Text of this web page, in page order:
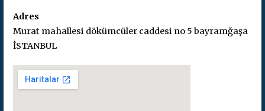
Adres
Murat mahallesi dökümcüler caddesi no 5 bayramğaşa
İSTANBUL